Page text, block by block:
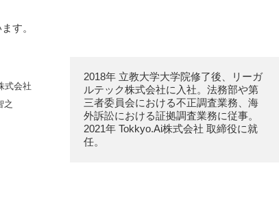
す。
式会社
之
2018年 立教大学大学院修了後、リーガ
ルテック株式会社に入社。法務部や第
三者委員会における不正調査業務、海
外訴訟における証拠調査業務に従事。
2021年 Tokkyo.Ai株式会社 取締役に就
任。